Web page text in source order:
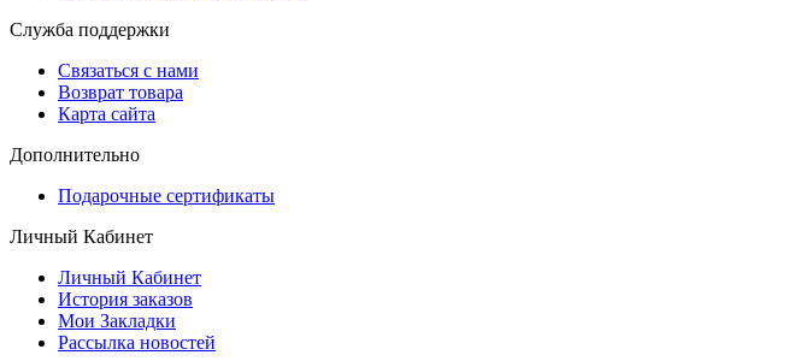
Служба поддержки
Связаться с нами
Возврат товара
Карта сайта
Дополнительно
Подарочные сертификаты
Личный Кабинет
Личный Кабинет
История заказов
Мои Закладки
Рассылка новостей